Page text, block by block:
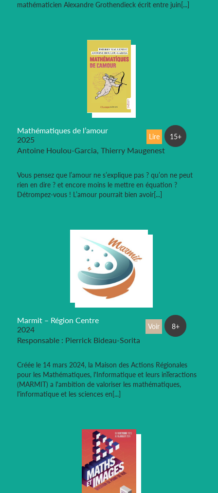
mathématicien Alexandre Grothendieck écrit entre juin[...]
Mathématiques de l’amour
2025
Antoine Houlou-Garcia, Thierry Maugenest
Vous pensez que l’amour ne s’explique pas ? qu’on ne peut
rien en dire ? et encore moins le mettre en équation ?
Détrompez-vous ! L’amour pourrait bien avoir[...]
Lire 15+
Marmit – Région Centre
2024
Responsable : Pierrick Bideau-Sorita
Créée le 14 mars 2024, la Maison des Actions Régionales
pour les Mathématiques, l'Informatique et leurs inTeractions
(MARMIT) a l'ambition de valoriser les mathématiques,
l'informatique et les sciences en[...]
Voir 8+